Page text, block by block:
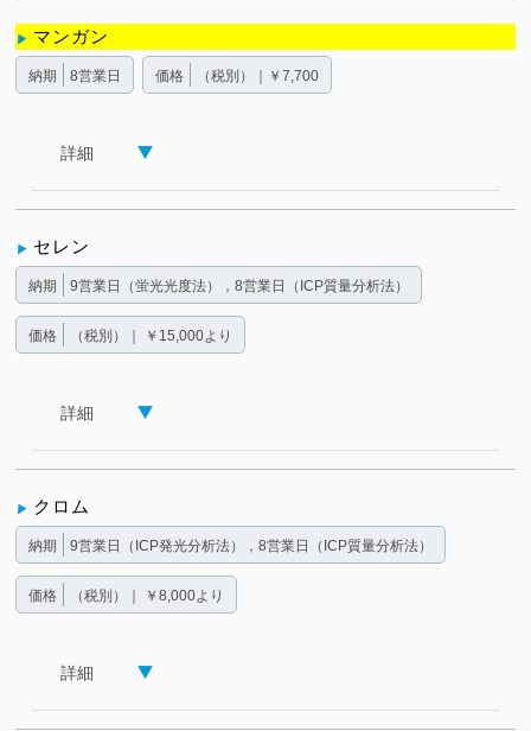
マンガン
納期 8営業日 価格 （税別）｜￥7,700
詳細
セレン
納期 9営業日（蛍光光度法），8営業日（ICP質量分析法）
価格 （税別）｜ ￥15,000より
詳細
クロム
納期 9営業日（ICP発光分析法），8営業日（ICP質量分析法）
価格 （税別）｜ ￥8,000より
詳細